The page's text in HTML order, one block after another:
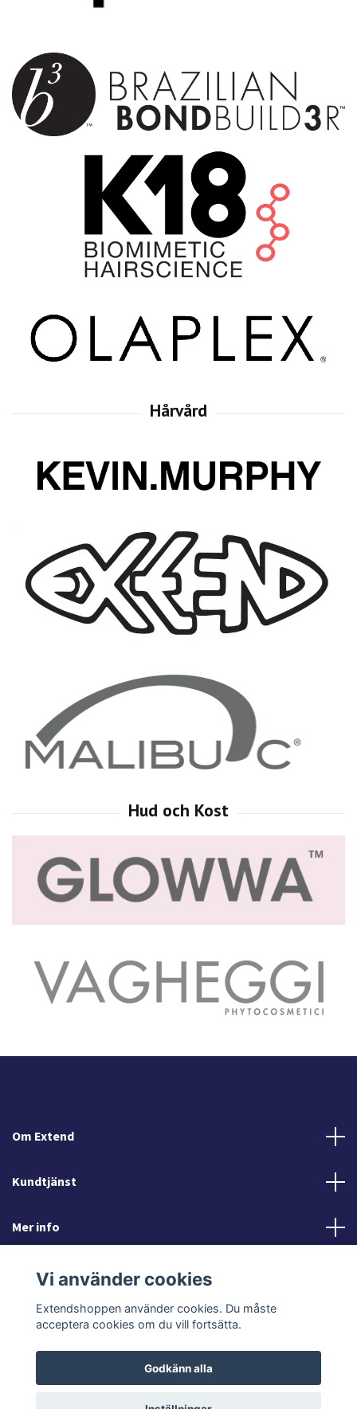
Om Extend
Kundtjänst
Mer info
Sociala medier
© 2026 Extendshoppen
Vi använder cookies
Extendshoppen använder cookies. Du måste
acceptera cookies om du vill fortsätta.
Godkänn alla